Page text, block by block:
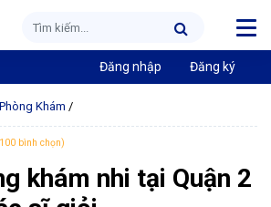
Đăng nhập Đăng ký
Phòng Khám /
bình chọn)
khám nhi tại Quận 2